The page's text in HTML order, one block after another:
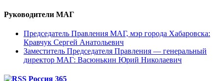
Руководители МАГ
Председатель Правления МАГ, мэр города Хабаровска:
Кравчук Сергей Анатольевич
Заместитель Председателя Правления — генеральный
директор МАГ: Васюнькин Юрий Николаевич
Россия 365